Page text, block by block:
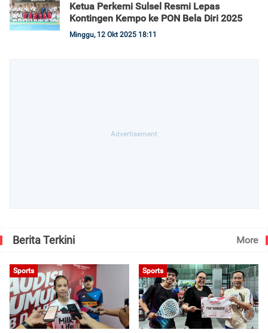
Ketua Perkemi Sulsel Resmi Lepas
Kontingen Kempo ke PON Bela Diri 2025
Minggu, 12 Okt 2025 18:11
Berita Terkini More
Sports Sports